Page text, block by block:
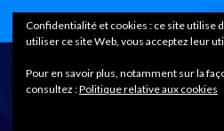
Home
Confidentialité et cookies : ce site utilise
utiliser ce site Web, vous acceptez leur
Pour en savoir plus, notamment sur la
consultez :Politique relative aux cookies